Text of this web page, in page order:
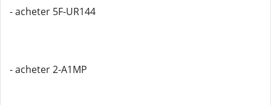
- acheter 5F-UR144
- acheter 2-A1MP